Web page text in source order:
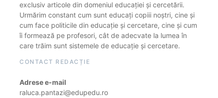
exclusiv articole din domeniul educației și cercetării.
Urmărim constant cum sunt educați copiii noștri, cine și
cum face politicile din educație și cercetare, cine și cum
îi formează pe profesori, cât de adecvate la lumea în
care trăim sunt sistemele de educație și cercetare.
CONTACT REDACȚIE
Adrese e-mail
raluca.pantazi@edupedu.ro